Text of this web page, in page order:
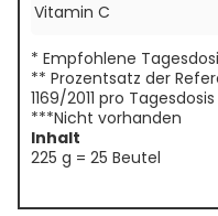
Vitamin C
* Empfohlene
** Prozentsatz der
1169/2011 pro
***Nicht vorhanden
Inhalt
225 g = 25 Beutel